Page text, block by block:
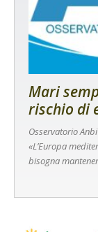
Mari
rischio di
Osservatorio
«L’Europa
bisogna